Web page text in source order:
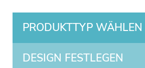
PRODUKTTYP WÄHLEN
DESIGN FESTLEGEN